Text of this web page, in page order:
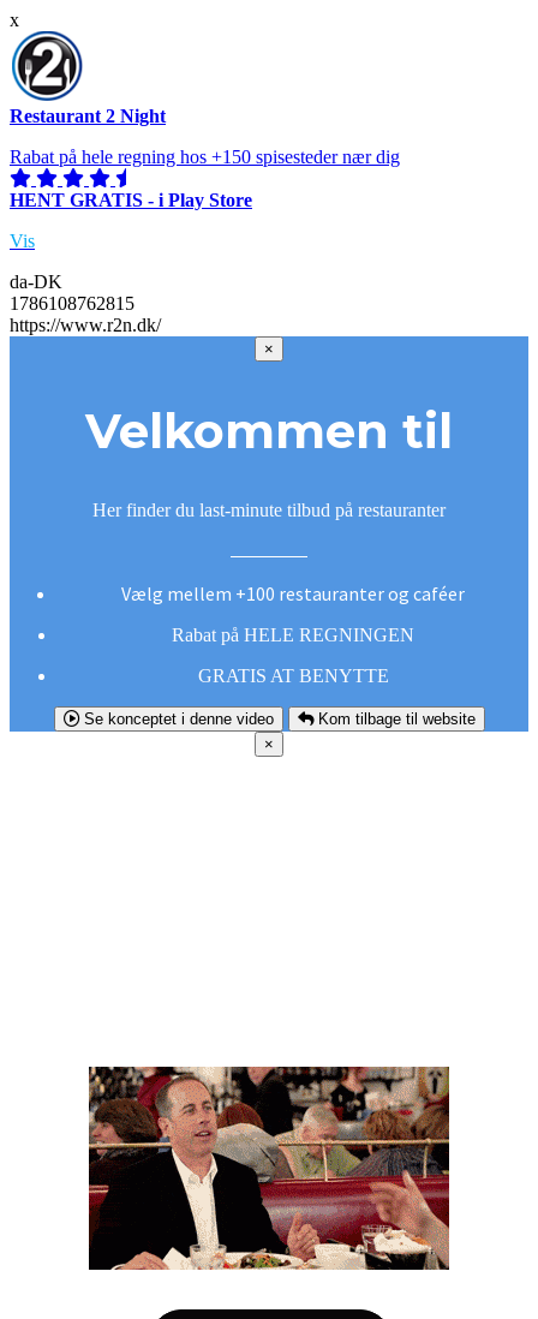
x
Restaurant 2 Night
Rabat på hele regning hos +150 spisesteder nær dig
HENT GRATIS - i Play Store
Vis
da-DK
1786108762815
https://www.r2n.dk/
×
Velkommen til
Her finder du last-minute tilbud på restauranter
Vælg mellem +100 restauranter og caféer
Rabat på HELE REGNINGEN
GRATIS AT BENYTTE
Se konceptet i denne video
Kom tilbage til website
×